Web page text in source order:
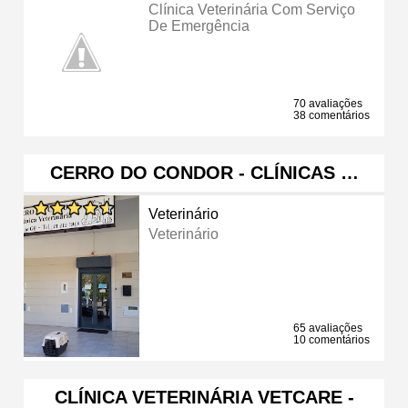
Clínica Veterinária Com Serviço
De Emergência
70 avaliações
38 comentários
CERRO DO CONDOR - CLÍNICAS …
Veterinário
Veterinário
65 avaliações
10 comentários
CLÍNICA VETERINÁRIA VETCARE -